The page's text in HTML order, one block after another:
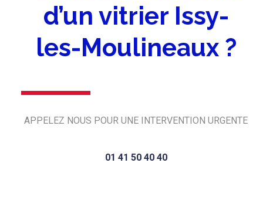
d’un vitrier Issy-
les-Moulineaux ?
APPELEZ NOUS POUR UNE INTERVENTION URGENTE
01 41 50 40 40